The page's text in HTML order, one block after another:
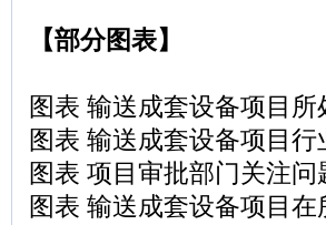
【部分图表】
图表 输送成套设备项目
图表 输送成套设备项目
图表 项目审批部门关注问
图表 输送成套设备项目